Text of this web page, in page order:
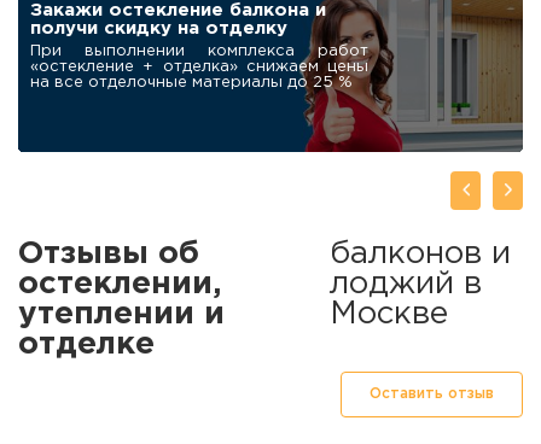
Робот-мойщик для
окон в подарокнашим клиентам
При заказе остекления балкона под
ключ дарим современный
автоматический мойщик окон
Отзывы об
остеклении,
утеплении и
отделке
балконов и
лоджий в
Москве
Оставить отзыв